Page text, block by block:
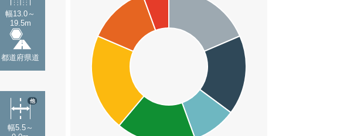
幅13.0～
19.5m
都道府県道
幅5.5～
他